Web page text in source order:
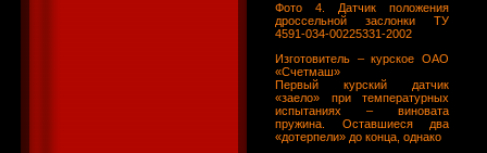
Фото 4. Датчик положения
дроссельной заслонки ТУ
4591-034-00225331-2002
Изготовитель – курское ОАО
«Счетмаш»
Первый курский датчик
«заело» при температурных
испытаниях – виновата
пружина. Оставшиеся два
«дотерпели» до конца, однако